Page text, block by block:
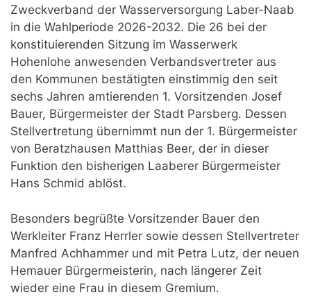
Zweckverband der Wasserversorgung Laber-Naab
in die Wahlperiode 2026-2032. Die 26 bei der
konstituierenden Sitzung im Wasserwerk
Hohenlohe anwesenden Verbandsvertreter aus
den Kommunen bestätigten einstimmig den seit
sechs Jahren amtierenden 1. Vorsitzenden Josef
Bauer, Bürgermeister der Stadt Parsberg. Dessen
Stellvertretung übernimmt nun der 1. Bürgermeister
von Beratzhausen Matthias Beer, der in dieser
Funktion den bisherigen Laaberer Bürgermeister
Hans Schmid ablöst.
Besonders begrüßte Vorsitzender Bauer den
Werkleiter Franz Herrler sowie dessen Stellvertreter
Manfred Achhammer und mit Petra Lutz, der neuen
Hemauer Bürgermeisterin, nach längerer Zeit
wieder eine Frau in diesem Gremium.